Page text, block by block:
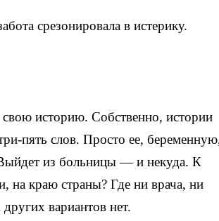
срезонировала в истерику.
историю. Собственно, истории
пять слов. Просто ее,
из больницы — и некуда. К
на краю страны? Где ни врача, ни
вариантов нет.